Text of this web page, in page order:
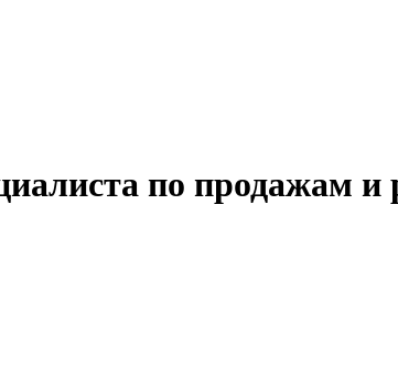
по продажам